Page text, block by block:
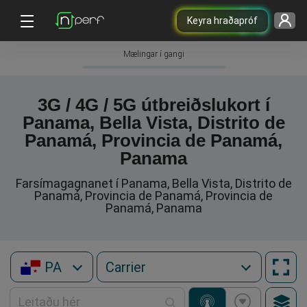
Keyra hraðapróf
Mælingar í gangi
3G / 4G / 5G útbreiðslukort í
Panama, Bella Vista, Distrito de
Panamá, Provincia de Panamá,
Panama
Farsímagagnanet í Panama, Bella Vista, Distrito de
Panamá, Provincia de Panamá, Provincia de
Panamá, Panama
PA